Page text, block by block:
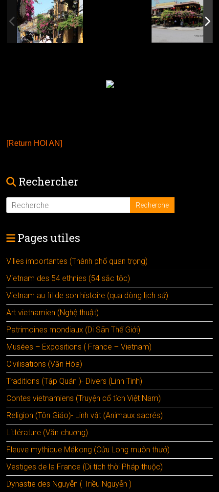
[Return HOI AN]
Rechercher
Pages utiles
Villes importantes (Thành phố quan trọng)
Vietnam des 54 ethnies (54 sắc tộc)
Vietnam au fil de son histoire (qua dòng lịch sử)
Art vietnamien (Nghệ thuật)
Patrimoines mondiaux (Di Sãn Thế Giới)
Musées – Expositions ( France – Vietnam)
Civilisations (Văn Hóa)
Traditions (Tập Quán )- Divers (Linh Tinh)
Contes vietnamiens (Truyện cổ tích Việt Nam)
Religion (Tôn Giáo)- Linh vật (Animaux sacrés)
Littérature (Văn chuơng)
Fleuve mythique Mékong (Cửu Long muôn thưở)
Vestiges de la France (Di tích thời Pháp thuộc)
Dynastie des Nguyễn ( Triều Nguyễn )